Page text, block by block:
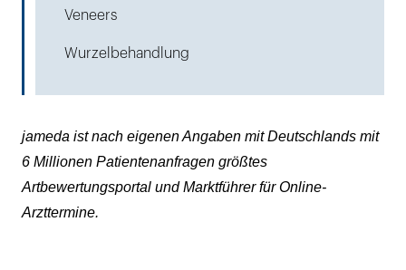
Veneers
Wurzelbehandlung
jameda ist nach eigenen Angaben mit Deutschlands mit
6 Millionen Patientenanfragen größtes
Artbewertungsportal und Marktführer für Online-
Arzttermine.